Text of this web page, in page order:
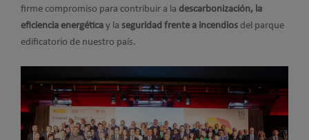
firme compromiso para contribuir a la descarbonización, la
eficiencia energética y la seguridad frente a incendios del parque
edificatorio de nuestro país.